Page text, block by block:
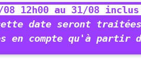
08 12h00 au 31/08 inclus
cette date seront traitées
compte qu'à partir